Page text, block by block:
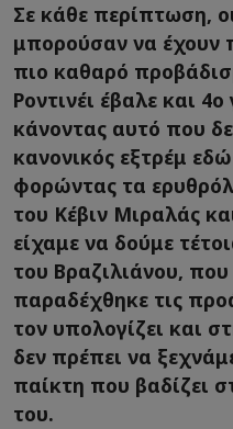
Σε κάθε περίπτωση,
μπορούσαν να έχουν
πιο καθαρό
Ροντινέι έβαλε και
κάνοντας αυτό που
κανονικός εξτρέμ
φορώντας τα
του Κέβιν Μιραλάς
είχαμε να δούμε
του Βραζιλιάνου,
παραδέχθηκε τις
τον υπολογίζει και
δεν πρέπει να
παίκτη που βαδίζει
του.